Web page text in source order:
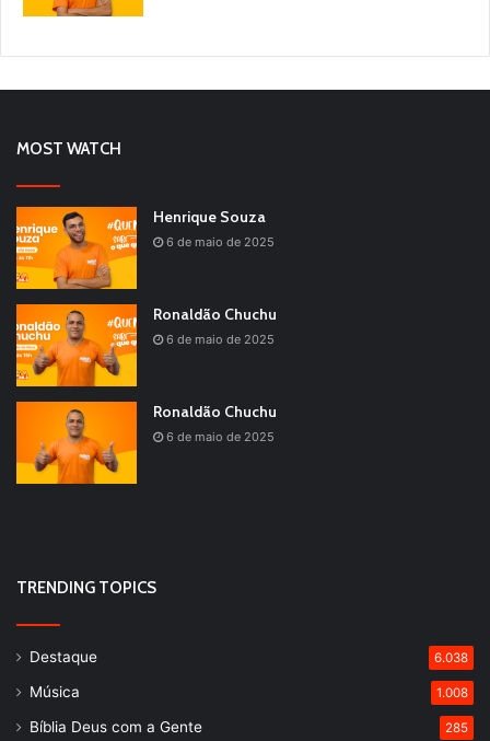
MOST WATCH
Henrique Souza
6 de maio de 2025
Ronaldão Chuchu
6 de maio de 2025
Ronaldão Chuchu
6 de maio de 2025
TRENDING TOPICS
Destaque 6.038
Música 1.008
Bíblia Deus com a Gente 285